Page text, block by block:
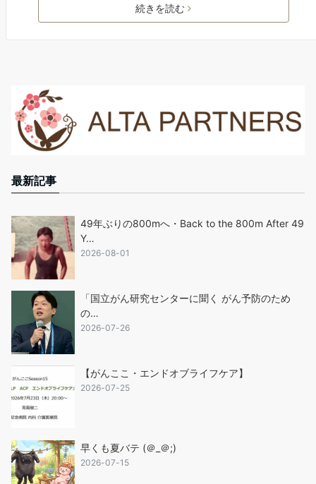
続きを読む
最新記事
49年ぶりの800mへ・Back to the 800m After 49
Y…
2026-08-01
「国立がん研究センターに聞く がん予防のため
の…
2026-07-26
【がんここ・エンドオブライフケア】
2026-07-25
早くも夏バテ (＠_＠;)
2026-07-15